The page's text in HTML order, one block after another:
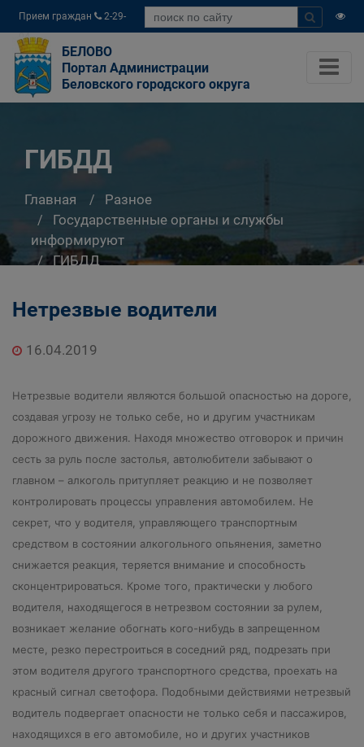
Прием граждан
2-29-
04
БЕЛОВО
Портал Администрации
Беловского городского округа
ГИБДД
Главная
Разное
Государственные органы и службы
информируют
ГИБДД
Нетрезвые водители
16.04.2019
Нетрезвые водители являются большой опасностью на дороге,
создавая угрозу не только себе, но и другим участникам
дорожного движения. Находя множество отговорок и причин
сесть за руль после застолья, автолюбители забывают о
главном – алкоголь притупляет реакцию и не позволяет
контролировать процессы управления автомобилем. Не
секрет, что у водителя, управляющего транспортным
средством в состоянии алкогольного опьянения, заметно
снижается реакция, теряется внимание и способность
сконцентрироваться. Кроме того, практически у любого
водителя, находящегося в нетрезвом состоянии за рулем,
возникает желание обогнать кого-нибудь в запрещенном
месте, резко перестроиться в соседний ряд, подрезать при
этом водителя другого транспортного средства, проехать на
красный сигнал светофора. Подобными действиями нетрезвый
водитель подвергает опасности не только себя и пассажиров,
находящихся в его автомобиле, но и других участников